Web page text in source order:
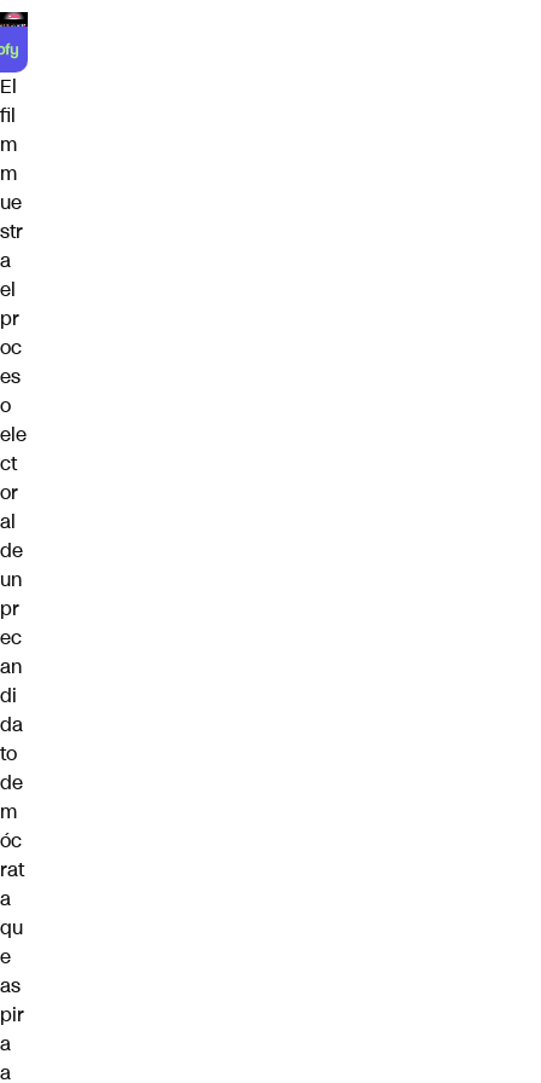
El
fil
m
m
ue
str
a
el
pr
oc
es
o
ele
ct
or
al
de
un
pr
ec
an
di
da
to
de
m
óc
rat
a
qu
e
as
pir
a
a